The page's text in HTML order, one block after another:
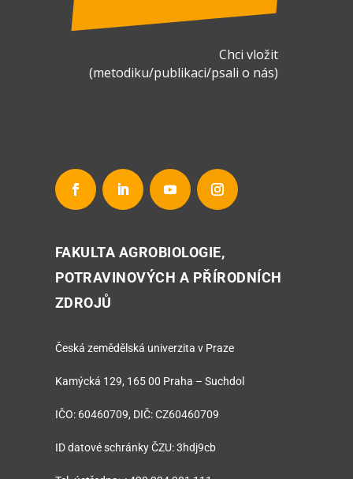
Chci vložit
(metodiku/publikaci/psali o nás)
FAKULTA AGROBIOLOGIE,
POTRAVINOVÝCH A PŘÍRODNÍCH
ZDROJŮ
Česká zemědělská univerzita v Praze
Kamýcká 129, 165 00 Praha – Suchdol
IČO: 60460709, DIČ: CZ60460709
ID datové schránky ČZU: 3hdj9cb